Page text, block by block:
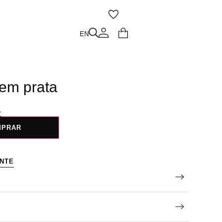
EN
prata